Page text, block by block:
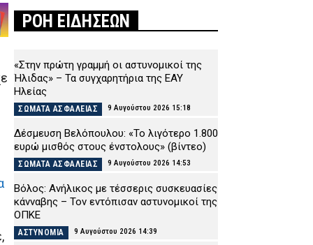
ΡΟΗ ΕΙΔΗΣΕΩΝ
«Στην πρώτη γραμμή οι αστυνομικοί της
Ήλιδας» – Τα συγχαρητήρια της ΕΑΥ
Ηλείας
ΣΩΜΑΤΑ ΑΣΦΑΛΕΙΑΣ 9 Αυγούστου 2026 15:18
Δέσμευση Βελόπουλου: «Το λιγότερο 1.800
ευρώ μισθός στους ένστολους» (βίντεο)
ΣΩΜΑΤΑ ΑΣΦΑΛΕΙΑΣ 9 Αυγούστου 2026 14:53
Βόλος: Ανήλικος με τέσσερις συσκευασίες
κάνναβης – Τον εντόπισαν αστυνομικοί της
ΟΠΚΕ
ΑΣΤΥΝΟΜΙΑ 9 Αυγούστου 2026 14:39